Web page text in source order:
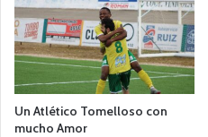
Un Atlético Tomelloso con
mucho Amor